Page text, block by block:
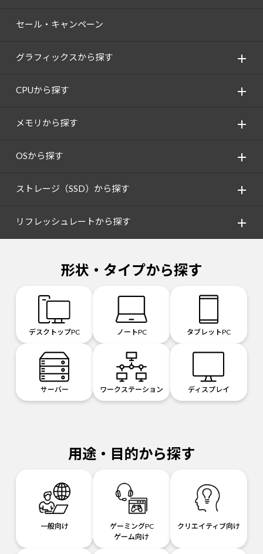
セール・キャンペーン
グラフィックスから探す
CPUから探す
メモリから探す
OSから探す
ストレージ（SSD）から探す
リフレッシュレートから探す
形状・タイプから探す
デスクトップPC ノートPC タブレットPC
サーバー ワークステーション ディスプレイ
用途・目的から探す
一般向け
ゲーミングPC
ゲーム向け
クリエイティブ向け